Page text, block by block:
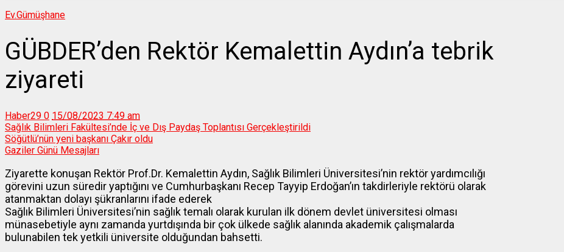
Ev.Gümüşhane
GÜBDER’den Rektör Kemalettin Aydın’a tebrik
ziyareti
Haber29 0 15/08/2023 7:49 am
Sağlık Bilimleri Fakültesi’nde İç ve Dış Paydaş Toplantısı Gerçekleştirildi
Söğütlü’nün yeni başkanı Çakır oldu
Gaziler Günü Mesajları
Ziyarette konuşan Rektör Prof.Dr. Kemalettin Aydın, Sağlık Bilimleri Üniversitesi’nin rektör yardımcılığı
görevini uzun süredir yaptığını ve Cumhurbaşkanı Recep Tayyip Erdoğan’ın takdirleriyle rektörü olarak
atanmaktan dolayı şükranlarını ifade ederek
Sağlık Bilimleri Üniversitesi’nin sağlık temalı olarak kurulan ilk dönem devlet üniversitesi olması
münasebetiyle aynı zamanda yurtdışında bir çok ülkede sağlık alanında akademik çalışmalarda
bulunabilen tek yetkili üniversite olduğundan bahsetti.